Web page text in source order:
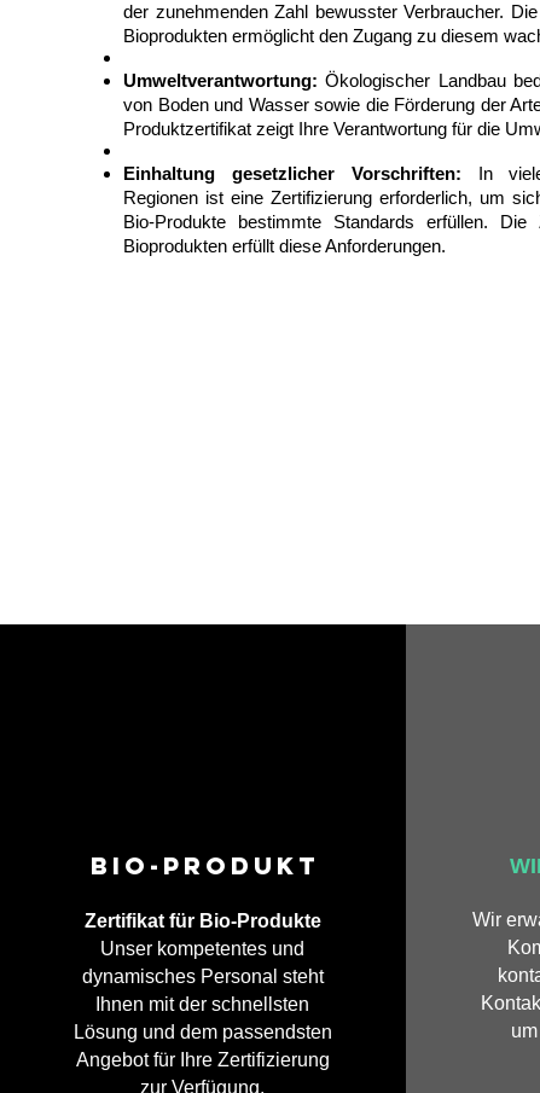
der zunehmenden Zahl bewusster Verbraucher.
Bioprodukten ermöglicht den Zugang zu diesem
Umweltverantwortung: Ökologischer Landbau
von Boden und Wasser sowie die Förderung der
Produktzertifikat zeigt Ihre Verantwortung für die
Einhaltung gesetzlicher Vorschriften: In
Regionen ist eine Zertifizierung erforderlich, um
Bio-Produkte bestimmte Standards erfüllen. Die
Bioprodukten erfüllt diese Anforderungen.
BIO-PRODUKT
Zertifikat für Bio-Produkte
Unser kompetentes und
dynamisches Personal steht
Ihnen mit der schnellsten
Lösung und dem passendsten
Angebot für Ihre Zertifizierung
zur Verfügung.
Wir